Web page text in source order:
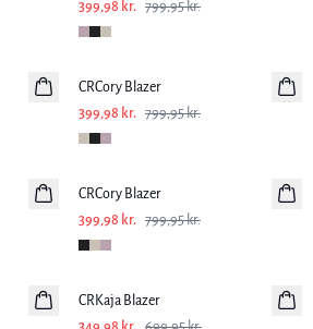
399,98 kr. 799,95 kr.
-50%
CRCory Blazer
399,98 kr. 799,95 kr.
-50%
CRCory Blazer
399,98 kr. 799,95 kr.
-50%
CRKaja Blazer